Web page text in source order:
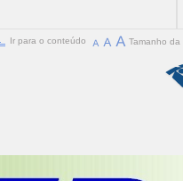
Ir para o conteúdo Tamanho da